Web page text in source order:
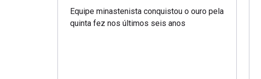
Equipe minastenista conquistou o ouro pela
quinta fez nos últimos seis anos